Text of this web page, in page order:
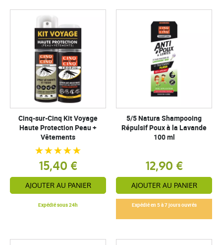
Cinq-sur-Cinq Kit Voyage
Haute Protection Peau +
Vêtements
15,40 €
AJOUTER AU PANIER
Expédié sous 24h
5/5 Natura Shampooing
Répulsif Poux à la Lavande
100 ml
12,90 €
AJOUTER AU PANIER
Expédié en 5 à 7 jours ouvrés